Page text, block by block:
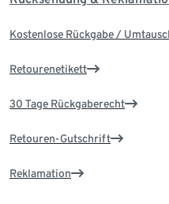
Kostenlose Rückgabe /
Retourenetikett
30 Tage Rückgaberecht
Retouren-Gutschrift
Reklamation